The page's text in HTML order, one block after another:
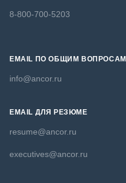
8-800-700-5203
EMAIL ПО ОБЩИМ ВОПРОСАМ
info@ancor.ru
EMAIL ДЛЯ РЕЗЮМЕ
resume@ancor.ru
executives@ancor.ru